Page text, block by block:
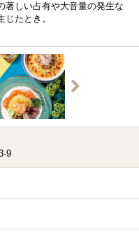
著しい占有や大音量の発生な
たとき。
9